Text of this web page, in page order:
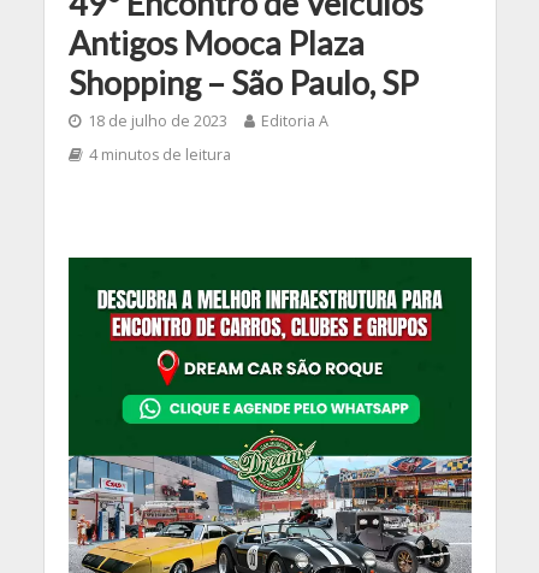
Antigos Mooca Plaza
Shopping – São Paulo, SP
18 de julho de 2023
Editoria A
4 minutos de leitura